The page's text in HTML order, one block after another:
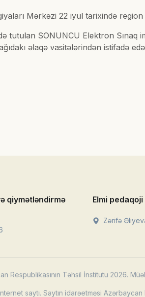
Mərkəzi 22 iyul tarixində
SONUNCU Elektron Sınaq
əlaqə vasitələrindən istifadə
qiymətləndirmə
Elmi
Zərifə
Respublikasının Təhsil İnstitutu 2026.
saytı. Saytın idarəetməsi